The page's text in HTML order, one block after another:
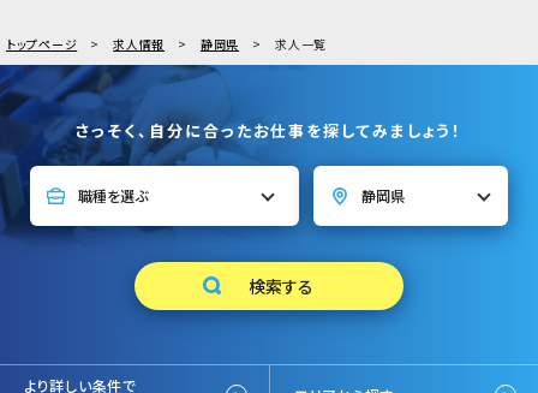
トップページ 求人情報 静岡県 求人一覧
さっそく、自分に合ったお仕事を探してみましょう！
より詳しい条件で